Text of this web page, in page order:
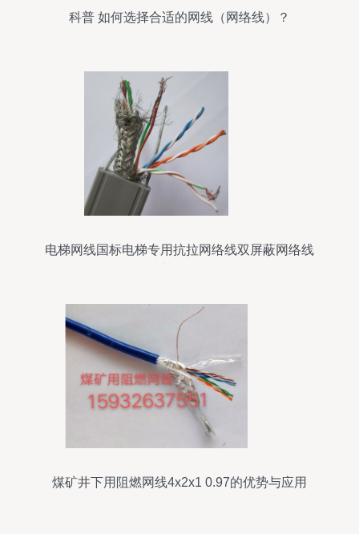
科普 如何选择合适的网线（网络线）？
电梯网线国标电梯专用抗拉网络线双屏蔽网络线
煤矿井下用阻燃网线4x2x1 0.97的优势与应用